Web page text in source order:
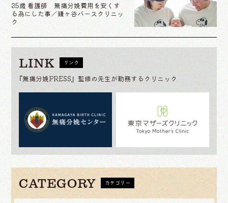
35歳 看護師 無痛分娩費用を安くす
る為にした事／鎌ヶ谷バースクリニッ
ク
LINK リンク
『無痛分娩PRESS』監修の先生が勤務するクリニック
CATEGORY カテゴリー